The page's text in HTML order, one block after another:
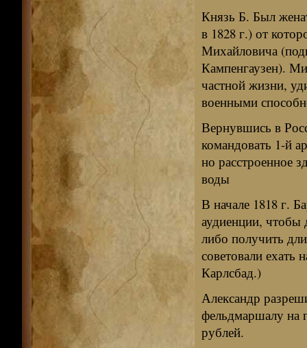
Князь Б. Был
в 1828 г.) от
Михайловича
Кампенгаузен).
частной жизни,
военными
Вернувшись в
командовать 1-й
но расстроенное
воды
В начале 1818 г.
аудиенции, чтобы
либо получить
советовали
Карлсбад.)
Александр
фельдмаршалу на
рублей.